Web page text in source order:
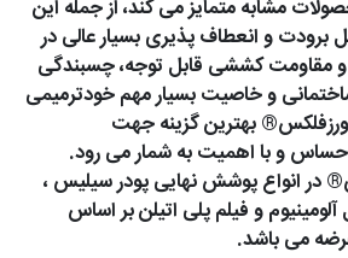
مشابه متمایز می کند، از جمله این
برودت و انعطاف پذیری بسیار عالی در
مقاومت کششی قابل توجه، چسبندگی
و خاصیت بسیار مهم خودترمیمی
بهترین گزینه جهت
حساس و با اهمیت به شمار می رود.
در انواع پوشش نهایی پودر سیلیس ،
و فیلم پلی اتیلن بر اساس
می باشد.